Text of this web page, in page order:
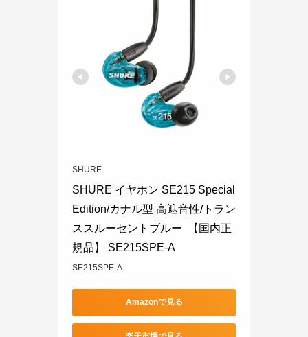
SHURE
SHURE イヤホン SE215 Special
Edition/カナル型 高遮音性/トラン
ススルーセントブルー  【国内正
規品】 SE215SPE-A
SE215SPE-A
Amazonで見る